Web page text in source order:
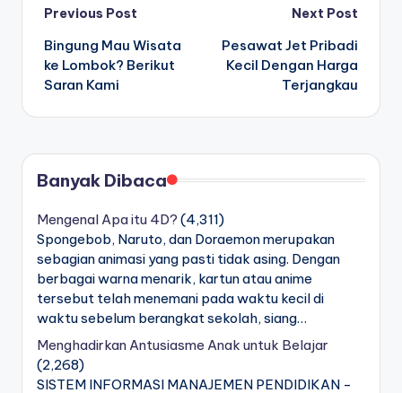
Post
navigation
Previous Post
Bingung Mau Wisata
ke Lombok? Berikut
Saran Kami
Next Post
Pesawat Jet Pribadi
Kecil Dengan Harga
Terjangkau
Banyak Dibaca
Mengenal Apa itu 4D? (4,311)
Spongebob, Naruto, dan Doraemon merupakan
sebagian animasi yang pasti tidak asing. Dengan
berbagai warna menarik, kartun atau anime
tersebut telah menemani pada waktu kecil di
waktu sebelum berangkat sekolah, siang…
Menghadirkan Antusiasme Anak untuk Belajar
(2,268)
SISTEM INFORMASI MANAJEMEN PENDIDIKAN -